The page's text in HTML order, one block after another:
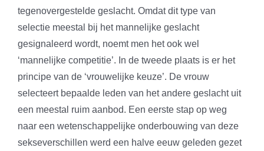
tegenovergestelde geslacht. Omdat dit type van
selectie meestal bij het mannelijke geslacht
gesignaleerd wordt, noemt men het ook wel
‘mannelijke competitie’. In de tweede plaats is er het
principe van de ‘vrouwelijke keuze’. De vrouw
selecteert bepaalde leden van het andere geslacht uit
een meestal ruim aanbod. Een eerste stap op weg
naar een wetenschappelijke onderbouwing van deze
sekseverschillen werd een halve eeuw geleden gezet